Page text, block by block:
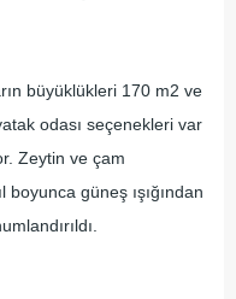
büyüklükleri 170 m2 ve
odası seçenekleri var
Zeytin ve çam
boyunca güneş ışığından